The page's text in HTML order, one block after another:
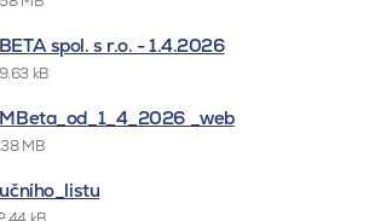
spol. s r.o. - 1.4.2026
kB
_web
MB